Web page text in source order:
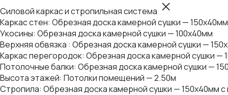
Силовой каркас и стропильная система
Каркас стен: Обрезная доска камерной сушки —
Укосины: Обрезная доска камерной сушки — 100х40мм
Верхняя обвязка : Обрезная доска камерной сушки —
Каркас перегородок: Обрезная доска камерной сушки —
Потолочные балки: Обрезная доска камерной сушки —
Высота этажей: Потолки помещений — 2.50м
Стропила: Обрезная доска камерной сушки — 150х40мм